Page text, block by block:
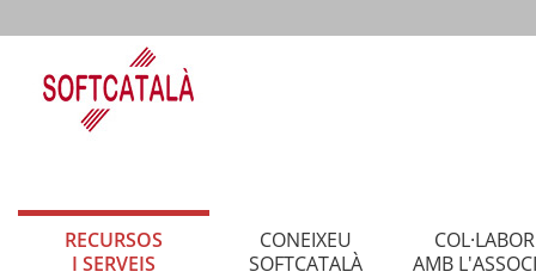
RECURSOS
I SERVEIS
CONEIXEU
SOFTCATALÀ
AMB